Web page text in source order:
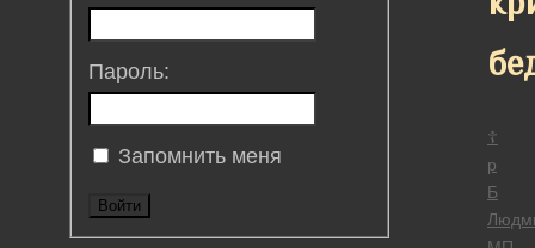
☦
р
Б
Пароль:
Запомнить меня
Войти